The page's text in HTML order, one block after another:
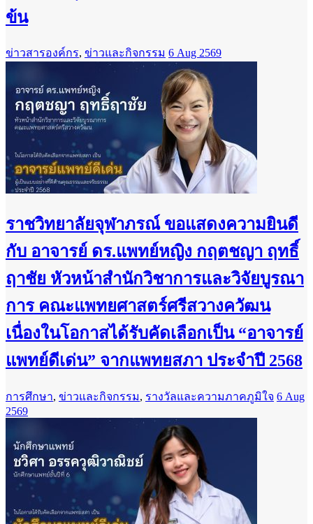
ข้น
ข่าวสารองค์กร, ข่าวและกิจกรรม 6 Aug 2569
ราชวิทยาลัยจุฬาภรณ์ ขอแสดงความยินดี
กับ อาจารย์ ดร.แพทย์หญิง กฤตชญา ฤทธิ์
ฤาชัย หัวหน้าสำนักวิชาการและวิจัยบูรณา
การ คณะแพทยศาสตร์ศรีสวางควัฒน
เนื่องในโอกาสได้รับคัดเลือกเป็น “อาจารย์
แพทย์ดีเด่น” จากแพทยสภา ประจำปี 2568
การศึกษา, ข่าวและกิจกรรม, รางวัลและความภาคภูมิใจ 6 Aug
2569